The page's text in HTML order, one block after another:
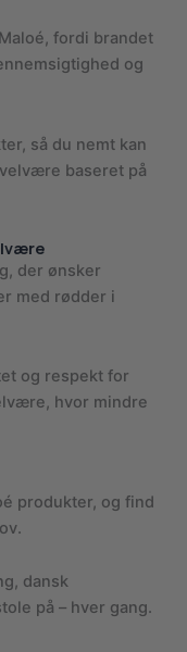
fordi brandet
og
så du nemt kan
baseret på
der ønsker
med rødder i
og respekt for
hvor mindre
produkter, og find
dansk
på – hver gang.